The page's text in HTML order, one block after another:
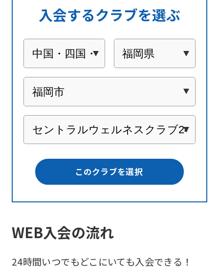
入会するクラブを選ぶ
このクラブを選択
WEB入会の流れ
24時間いつでもどこにいても入会できる！